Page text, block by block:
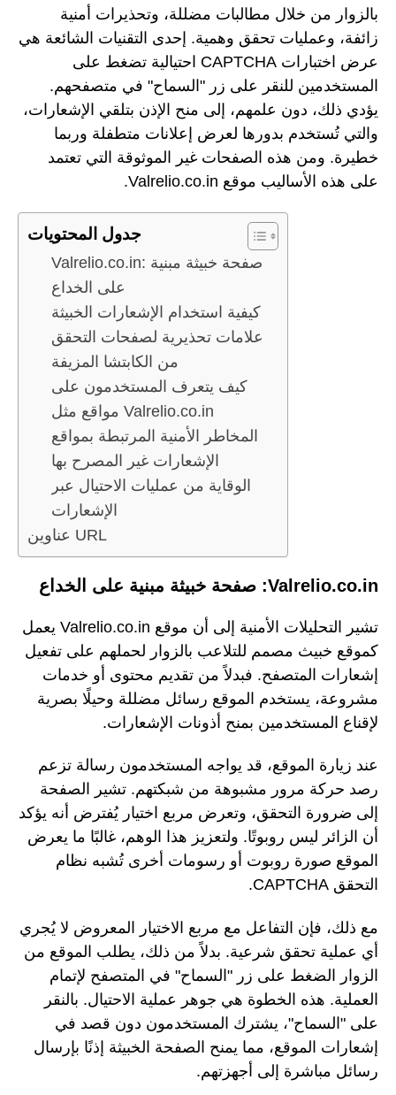
بالزوار من خلال مطالبات مضللة، وتحذيرات أمنية
زائفة، وعمليات تحقق وهمية. إحدى التقنيات الشائعة هي
عرض اختبارات CAPTCHA احتيالية تضغط على
المستخدمين للنقر على زر "السماح" في متصفحهم.
يؤدي ذلك، دون علمهم، إلى منح الإذن بتلقي الإشعارات،
والتي تُستخدم بدورها لعرض إعلانات متطفلة وربما
خطيرة. ومن هذه الصفحات غير الموثوقة التي تعتمد
على هذه الأساليب موقع Valrelio.co.in.
جدول المحتويات
Valrelio.co.in: صفحة خبيثة مبنية
على الخداع
كيفية استخدام الإشعارات الخبيثة
علامات تحذيرية لصفحات التحقق
من الكابتشا المزيفة
كيف يتعرف المستخدمون على
مواقع مثل Valrelio.co.in
المخاطر الأمنية المرتبطة بمواقع
الإشعارات غير المصرح بها
الوقاية من عمليات الاحتيال عبر
الإشعارات
عناوين URL
Valrelio.co.in: صفحة خبيثة مبنية على الخداع
تشير التحليلات الأمنية إلى أن موقع Valrelio.co.in يعمل
كموقع خبيث مصمم للتلاعب بالزوار لحملهم على تفعيل
إشعارات المتصفح. فبدلاً من تقديم محتوى أو خدمات
مشروعة، يستخدم الموقع رسائل مضللة وحيلًا بصرية
لإقناع المستخدمين بمنح أذونات الإشعارات.
عند زيارة الموقع، قد يواجه المستخدمون رسالة تزعم
رصد حركة مرور مشبوهة من شبكتهم. تشير الصفحة
إلى ضرورة التحقق، وتعرض مربع اختيار يُفترض أنه يؤكد
أن الزائر ليس روبوتًا. ولتعزيز هذا الوهم، غالبًا ما يعرض
الموقع صورة روبوت أو رسومات أخرى تُشبه نظام
التحقق CAPTCHA.
مع ذلك، فإن التفاعل مع مربع الاختيار المعروض لا يُجري
أي عملية تحقق شرعية. بدلاً من ذلك، يطلب الموقع من
الزوار الضغط على زر "السماح" في المتصفح لإتمام
العملية. هذه الخطوة هي جوهر عملية الاحتيال. بالنقر
على "السماح"، يشترك المستخدمون دون قصد في
إشعارات الموقع، مما يمنح الصفحة الخبيثة إذنًا بإرسال
رسائل مباشرة إلى أجهزتهم.